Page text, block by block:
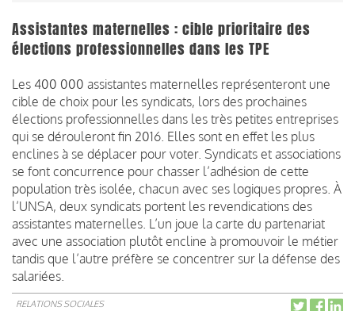
Assistantes maternelles : cible prioritaire des
élections professionnelles dans les TPE
Les 400 000 assistantes maternelles représenteront une
cible de choix pour les syndicats, lors des prochaines
élections professionnelles dans les très petites entreprises
qui se dérouleront fin 2016. Elles sont en effet les plus
enclines à se déplacer pour voter. Syndicats et associations
se font concurrence pour chasser l’adhésion de cette
population très isolée, chacun avec ses logiques propres. À
l’UNSA, deux syndicats portent les revendications des
assistantes maternelles. L’un joue la carte du partenariat
avec une association plutôt encline à promouvoir le métier
tandis que l’autre préfère se concentrer sur la défense des
salariées.
RELATIONS SOCIALES